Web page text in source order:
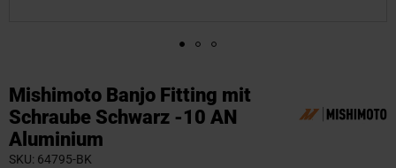
Mishimoto Banjo Fitting mit
Schraube Schwarz -10 AN
Aluminium
SKU 64795-BK
Anfang
der
Bildgalerie
springen